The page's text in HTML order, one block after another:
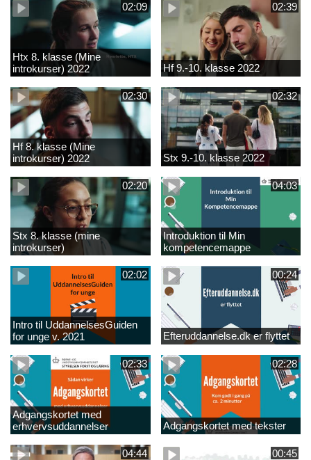
02:09
Htx 8. klasse (Mine
introkurser) 2022
02:39
Hf 9.-10. klasse 2022
02:30
Hf 8. klasse (Mine
introkurser) 2022
02:32
Stx 9.-10. klasse 2022
02:20
Stx 8. klasse (mine
introkurser)
04:03
Introduktion til Min
kompetencemappe
02:02
Intro til UddannelsesGuiden
for unge v. 2021
00:24
Efteruddannelse.dk er flyttet
02:33
Adgangskortet med
erhvervsuddannelser
02:28
Adgangskortet med tekster
04:44 00:45